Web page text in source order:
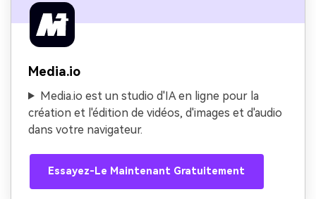
Media.io
Media.io est un studio d'IA en ligne pour la
création et l'édition de vidéos, d'images et d'audio
dans votre navigateur.
Essayez-Le Maintenant Gratuitement